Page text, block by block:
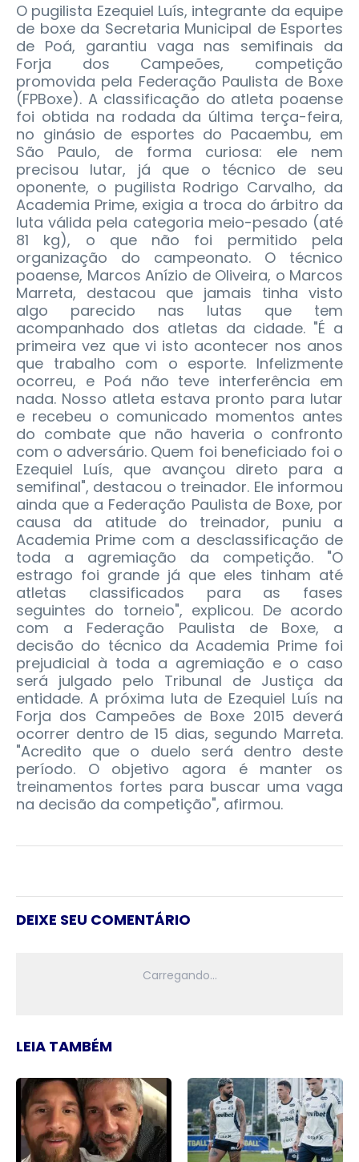
O pugilista Ezequiel Luís, integrante da equipe
de boxe da Secretaria Municipal de Esportes
de Poá, garantiu vaga nas semifinais da
Forja dos Campeões, competição
promovida pela Federação Paulista de Boxe
(FPBoxe). A classificação do atleta poaense
foi obtida na rodada da última terça-feira,
no ginásio de esportes do Pacaembu, em
São Paulo, de forma curiosa: ele nem
precisou lutar, já que o técnico de seu
oponente, o pugilista Rodrigo Carvalho, da
Academia Prime, exigia a troca do árbitro da
luta válida pela categoria meio-pesado (até
81 kg), o que não foi permitido pela
organização do campeonato. O técnico
poaense, Marcos Anízio de Oliveira, o Marcos
Marreta, destacou que jamais tinha visto
algo parecido nas lutas que tem
acompanhado dos atletas da cidade. "É a
primeira vez que vi isto acontecer nos anos
que trabalho com o esporte. Infelizmente
ocorreu, e Poá não teve interferência em
nada. Nosso atleta estava pronto para lutar
e recebeu o comunicado momentos antes
do combate que não haveria o confronto
com o adversário. Quem foi beneficiado foi o
Ezequiel Luís, que avançou direto para a
semifinal", destacou o treinador. Ele informou
ainda que a Federação Paulista de Boxe, por
causa da atitude do treinador, puniu a
Academia Prime com a desclassificação de
toda a agremiação da competição. "O
estrago foi grande já que eles tinham até
atletas classificados para as fases
seguintes do torneio", explicou. De acordo
com a Federação Paulista de Boxe, a
decisão do técnico da Academia Prime foi
prejudicial à toda a agremiação e o caso
será julgado pelo Tribunal de Justiça da
entidade. A próxima luta de Ezequiel Luís na
Forja dos Campeões de Boxe 2015 deverá
ocorrer dentro de 15 dias, segundo Marreta.
"Acredito que o duelo será dentro deste
período. O objetivo agora é manter os
treinamentos fortes para buscar uma vaga
na decisão da competição", afirmou.
DEIXE SEU COMENTÁRIO
LEIA TAMBÉM